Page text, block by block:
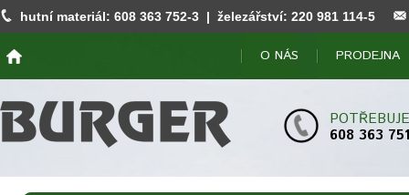
hutní materiál: 608 363 752-3 | železářství: 220 981 114-5
O NÁS PRODEJNA
608 363 751